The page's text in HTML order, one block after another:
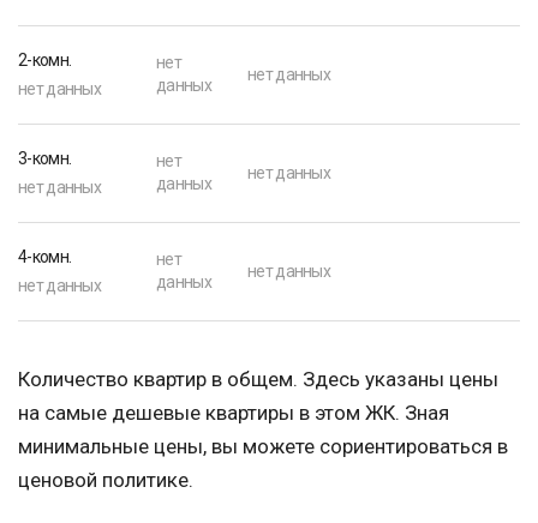
2-комн.
нет данных
нет
данных
нет данных
3-комн.
нет данных
нет
данных
нет данных
4-комн.
нет данных
нет
данных
нет данных
Количество квартир в общем. Здесь указаны цены
на самые дешевые квартиры в этом ЖК. Зная
минимальные цены, вы можете сориентироваться в
ценовой политике.